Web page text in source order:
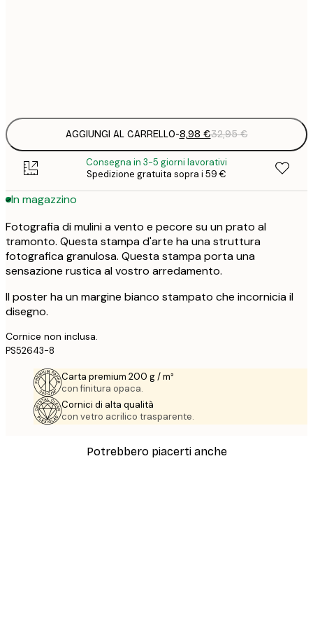
AGGIUNGI AL CARRELLO-8,98 €32,95 €
Consegna in 3-5 giorni lavorativi
Spedizione gratuita sopra i 59 €
In magazzino
Fotografia di mulini a vento e pecore su un prato al
tramonto. Questa stampa d'arte ha una struttura
fotografica granulosa. Questa stampa porta una
sensazione rustica al vostro arredamento.
Il poster ha un margine bianco stampato che incornicia il
disegno.
Cornice non inclusa.
PS52643-8
Carta premium 200 g / m²
con finitura opaca.
Cornici di alta qualità
con vetro acrilico trasparente.
Potrebbero piacerti anche